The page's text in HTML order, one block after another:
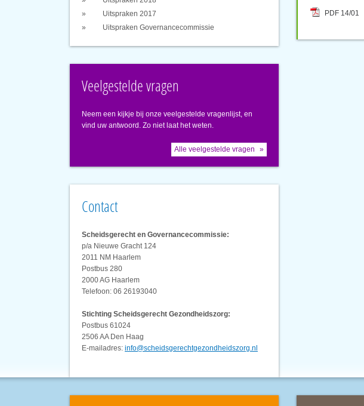
Uitspraken 2017
Uitspraken Governancecommissie
Veelgestelde vragen
Neem een kijkje bij onze veelgestelde vragenlijst, en
vind uw antwoord. Zo niet laat het weten.
Alle veelgestelde vragen
Contact
Scheidsgerecht en Governancecommissie:
p/a Nieuwe Gracht 124
2011 NM Haarlem
Postbus 280
2000 AG Haarlem
Telefoon: 06 26193040
Stichting Scheidsgerecht Gezondheidszorg:
Postbus 61024
2506 AA Den Haag
E-mailadres: info@scheidsgerechtgezondheidszorg.nl
PDF 14/01